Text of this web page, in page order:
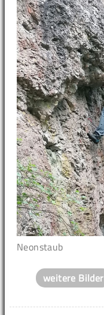
Neonstaub
weitere Bilder